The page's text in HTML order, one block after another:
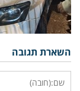
השארת תגובה